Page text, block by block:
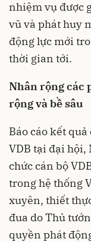
nhiệm vụ được
vũ và phát huy
động lực mới
thời gian tới.
Nhân rộng các
rộng và bề sâu
Báo cáo kết
VDB tại đại hội,
chức cán bộ
trong hệ thống
xuyên, thiết
đua do Thủ
quyền phát